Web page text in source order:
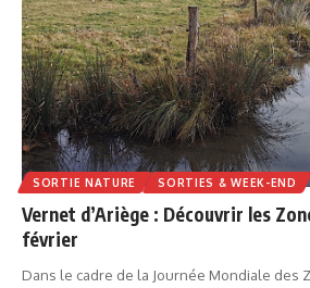
SORTIE NATURE SORTIES & WEEK-END
Vernet d’Ariège : Découvrir les
février
Dans le cadre de la Journée Mondiale des